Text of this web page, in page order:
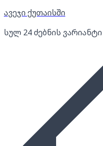
ავეჯი ქუთაისში
სულ 24ძებნის ვარიანტი